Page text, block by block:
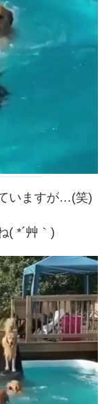
いますが…(笑)
( *´艸｀)